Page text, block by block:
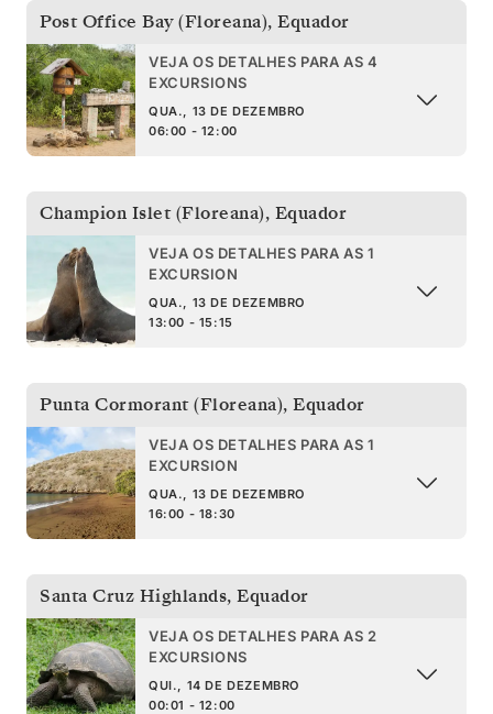
Post Office Bay (Floreana), Equador
VEJA OS DETALHES PARA AS 4
EXCURSIONS
QUA., 13 DE DEZEMBRO
06:00 - 12:00
Champion Islet (Floreana), Equador
VEJA OS DETALHES PARA AS 1
EXCURSION
QUA., 13 DE DEZEMBRO
13:00 - 15:15
Punta Cormorant (Floreana), Equador
VEJA OS DETALHES PARA AS 1
EXCURSION
QUA., 13 DE DEZEMBRO
16:00 - 18:30
Santa Cruz Highlands, Equador
VEJA OS DETALHES PARA AS 2
EXCURSIONS
QUI., 14 DE DEZEMBRO
00:01 - 12:00